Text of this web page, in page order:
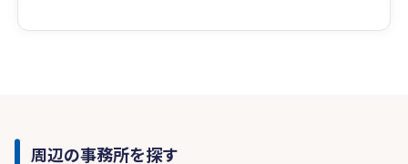
周辺の事務所を探す